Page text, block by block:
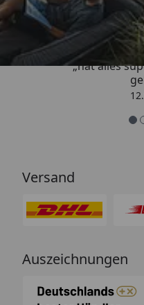
„hat alles
Versand
Auszeichnungen